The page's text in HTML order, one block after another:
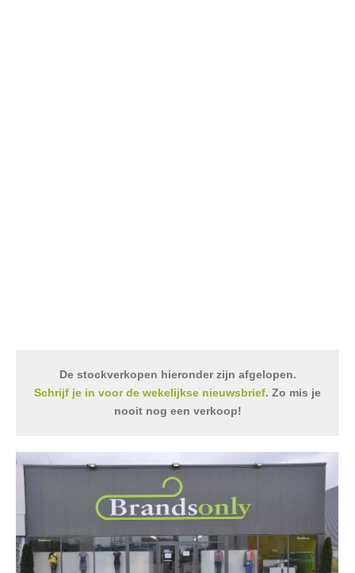
De stockverkopen hieronder zijn afgelopen.
Schrijf je in voor de wekelijkse nieuwsbrief. Zo mis je
nooit nog een verkoop!